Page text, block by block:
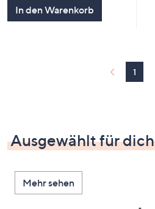
In den Warenkorb
1
Ausgewählt für dich
Mehr sehen